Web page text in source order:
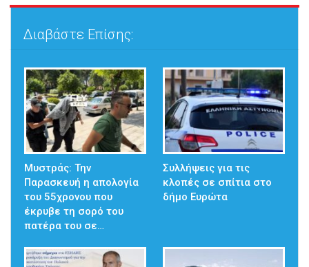
Διαβάστε Επίσης:
Μυστράς: Την
Παρασκευή η απολογία
του 55χρονου που
έκρυβε τη σορό του
πατέρα του σε…
Συλλήψεις για τις
κλοπές σε σπίτια στο
δήμο Ευρώτα